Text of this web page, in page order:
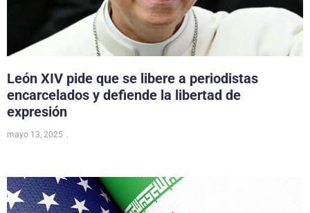
León XIV pide que se libere a periodistas
encarcelados y defiende la libertad de
expresión
mayo 13, 2025